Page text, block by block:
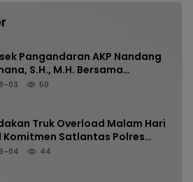
Pangandaran AKP Nandang
S.H., M.H. Bersama
Cek TKP Kebakaran Ruko
03 50
Truk Overload Malam Hari
Komitmen Satlantas Polres
Menjaga Keselamatan
04 44